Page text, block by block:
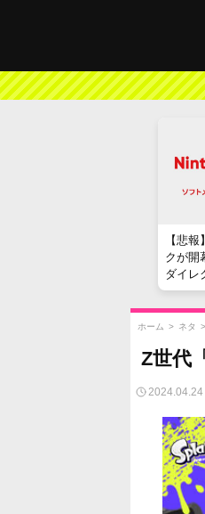
【悲
クが開
ダイレ
しまう
ホーム > ネタ >
Z世代
2024.04.24